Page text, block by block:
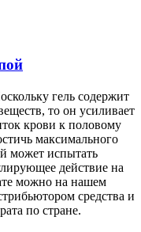
гель содержит
то он усиливает
крови к половому
максимального
может испытать
действие на
можно на нашем
средства и
по стране.